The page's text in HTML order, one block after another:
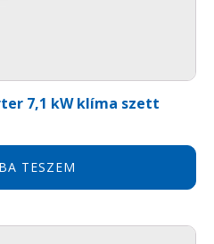
7,1 kW klíma szett
TESZEM